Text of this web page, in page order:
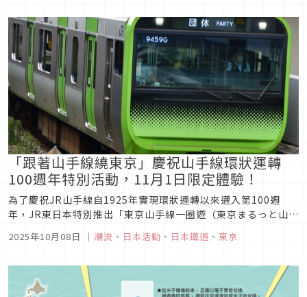
「跟著山手線繞東京」慶祝山手線環狀運轉
100週年特別活動，11月1日限定體驗！
為了慶祝JR山手線自1925年實現環狀運轉以來邁入第100週
年，JR東日本特別推出「東京山手線一圈遊（東京まるっと山手
環繞東京一周，並由現役乘務員與車站員工親自導覽，一同重溫
2025年10月08日 ｜ 潮流 、 日本活動 、 日本鐵道 、 東京